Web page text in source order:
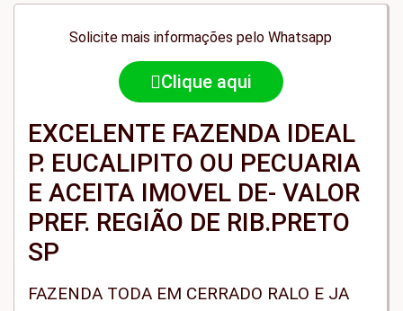
Solicite mais informações pelo Whatsapp
Clique aqui
EXCELENTE FAZENDA IDEAL
P. EUCALIPITO OU PECUARIA
E ACEITA IMOVEL DE- VALOR
PREF. REGIÃO DE RIB.PRETO
SP
FAZENDA TODA EM CERRADO RALO E JA